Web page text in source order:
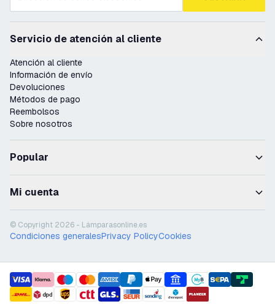
Servicio de atención al cliente
Atención al cliente
Información de envío
Devoluciones
Métodos de pago
Reembolsos
Sobre nosotros
Popular
Mi cuenta
© Copyright 2026 - Lámparasonline.es
Condiciones generalesPrivacy PolicyCookies
payment methods
shipment methods